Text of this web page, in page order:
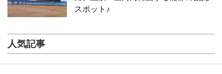
スポット♪
人気記事